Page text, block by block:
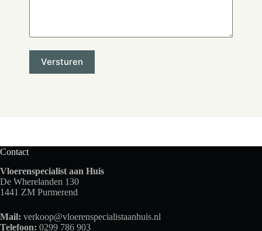
Contact
Vloerenspecialist aan Huis
De Wherelanden 130
1441 ZM Purmerend
Mail: verkoop@vloerenspecialistaanhuis.nl
Telefoon: 0299 786 903